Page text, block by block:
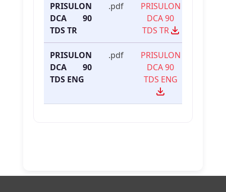
PRISULON
DCA 90
TDS TR
.pdf
PRISULON
DCA 90
TDS TR
PRISULON
DCA 90
TDS ENG
.pdf
PRISULON
DCA 90
TDS ENG